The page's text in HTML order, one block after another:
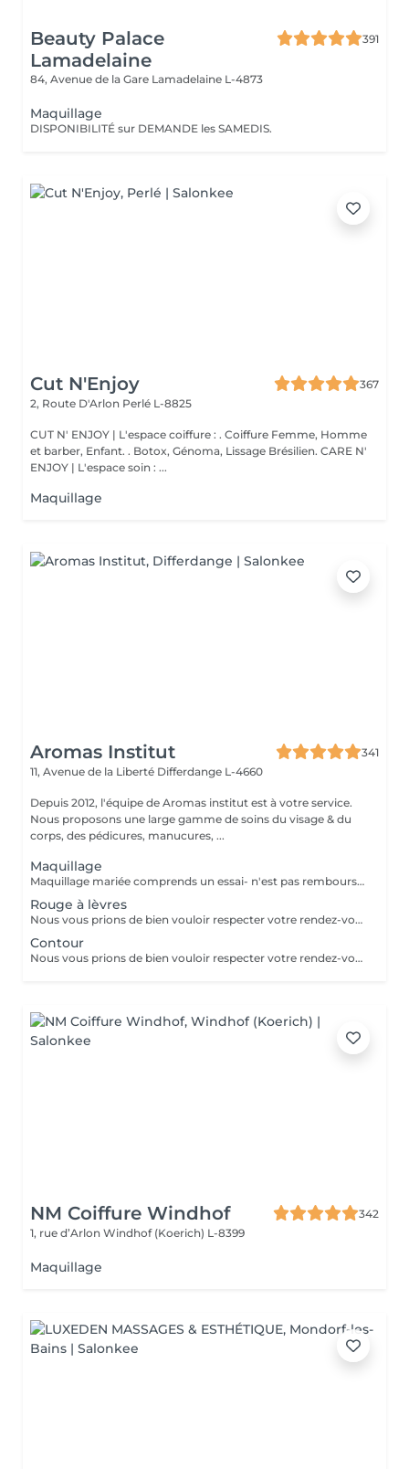
Beauty Palace
Lamadelaine
391
84, Avenue de la Gare Lamadelaine L-4873
Maquillage
DISPONIBILITÉ sur DEMANDE les SAMEDIS.
Cut N'Enjoy
367
2, Route D'Arlon Perlé L-8825
CUT N' ENJOY | L'espace coiffure : . Coiffure Femme, Homme
et barber, Enfant. . Botox, Génoma, Lissage Brésilien. CARE N'
ENJOY | L'espace soin : ...
Maquillage
Aromas Institut
341
11, Avenue de la Liberté Differdange L-4660
Depuis 2012, l'équipe de Aromas institut est à votre service.
Nous proposons une large gamme de soins du visage & du
corps, des pédicures, manucures, ...
Maquillage
Maquillage mariée comprends un essai- n'est pas remboursable- la totalité est à payer le jour de l'essai. Nous vous prions de bien vouloir respecter votre rendez-vous. En prenant rendez-vous, vous occupez une place, dont une autre personne aurait éventuellement besoin. Tout rendez-vous non annulé 24h en avance, est susceptible d'être facturé. (Si vous ne pouvez pas vous présenter à votre RDV, proposez-le éventuellement à un proche ou à un ami) Toute l'équipe de Aromas Institut vous remercie pour votre respect et votre compréhension.
Rouge à lèvres
Nous vous prions de bien vouloir respecter votre rendez-vous. En prenant rendez-vous, vous occupez une place, dont une autre personne aurait éventuellement besoin. Tout rendez-vous non annulé 24h en avance, est susceptible d'être facturé. (Si vous ne pouvez pas vous présenter à votre RDV, proposez-le éventuellement à un proche ou à un ami) Toute l'équipe de Aromas Institut vous remercie pour votre respect et votre compréhension.
Contour
Nous vous prions de bien vouloir respecter votre rendez-vous. En prenant rendez-vous, vous occupez une place, dont une autre personne aurait éventuellement besoin. Tout rendez-vous non annulé 24h en avance, est susceptible d'être facturé. (Si vous ne pouvez pas vous présenter à votre RDV, proposez-le éventuellement à un proche ou à un ami) Toute l'équipe de Aromas Institut vous remercie pour votre respect et votre compréhension.
NM Coiffure Windhof
342
1, rue d’Arlon Windhof (Koerich) L-8399
Maquillage